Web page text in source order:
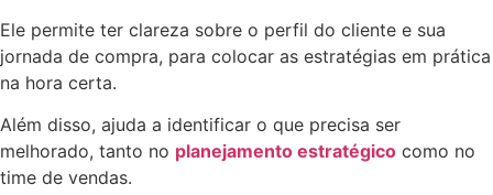
Ele permite ter clareza sobre o perfil do cliente e sua
jornada de compra, para colocar as estratégias em prática
na hora certa.
Além disso, ajuda a identificar o que precisa ser
melhorado, tanto no planejamento estratégico como no
time de vendas.